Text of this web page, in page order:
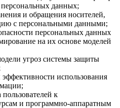
данных;
и обращения носителей,
с персональными данными;
персональных данных
на их основе моделей
угроз системы защиты
использования
к
и программно-аппаратным